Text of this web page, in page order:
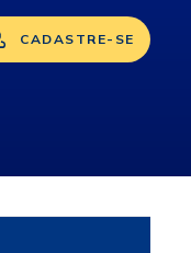
CADASTRE-SE